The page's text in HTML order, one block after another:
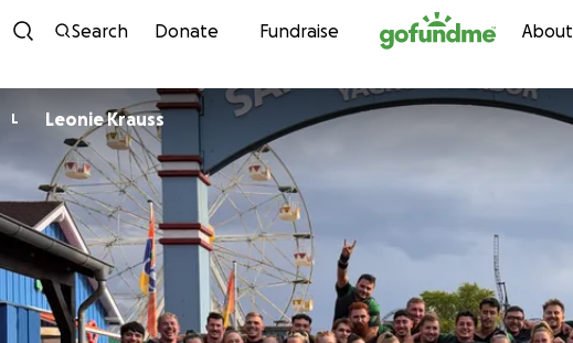
Skip to content
Search Donate Fundraise About
L Leonie Krauss